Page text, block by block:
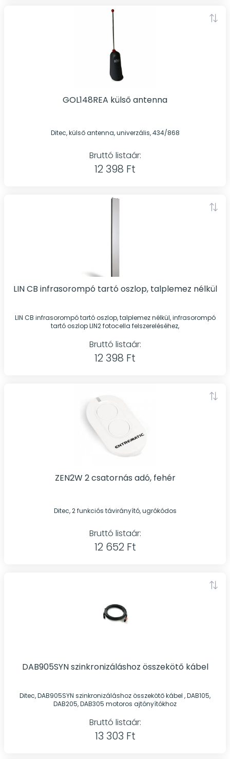
GOL148REA külső antenna
Ditec, külső antenna, univerzális, 434/868
Bruttó listaár:
12 398 Ft
LIN CB infrasorompó tartó oszlop, talplemez nélkül
LIN CB infrasorompó tartó oszlop, talplemez nélkül, infrasorompó
tartó oszlop LIN2 fotocella felszereléséhez,
Bruttó listaár:
12 398 Ft
ZEN2W 2 csatornás adó, fehér
Ditec, 2 funkciós távirányító, ugrókódos
Bruttó listaár:
12 652 Ft
DAB905SYN szinkronizáláshoz összekötő kábel
Ditec, DAB905SYN szinkronizáláshoz összekötő kábel , DAB105,
DAB205, DAB305 motoros ajtónyítókhoz
Bruttó listaár:
13 303 Ft